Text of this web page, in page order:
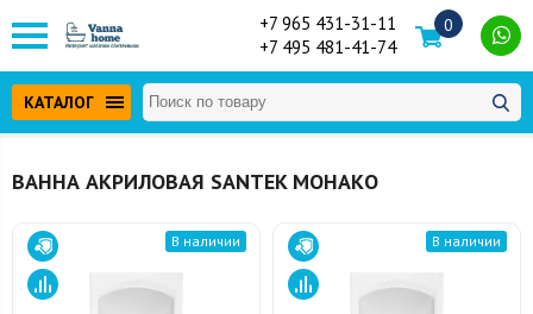
+7 965 431-31-11
+7 495 481-41-74
0
КАТАЛОГ
ВАННА АКРИЛОВАЯ SANTEK МОНАКО
В наличии В наличии